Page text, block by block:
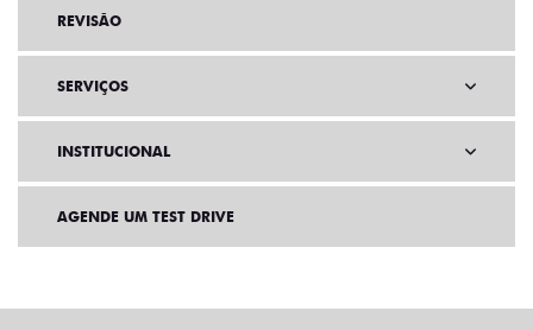
REVISÃO
SERVIÇOS
INSTITUCIONAL
AGENDE UM TEST DRIVE